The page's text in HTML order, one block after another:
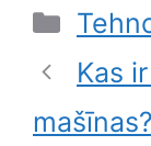
Kas
mašīnas?